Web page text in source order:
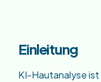
Einleitung
KI-Hautanalyse